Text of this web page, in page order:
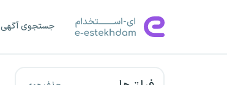
جستجوی آگهی
مادر تخصصی عمران شهرهای